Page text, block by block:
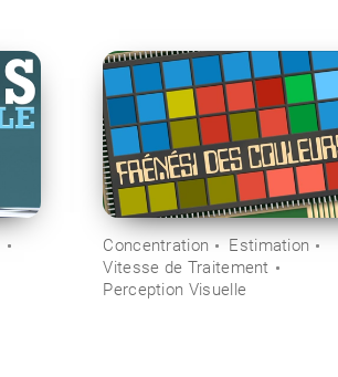
Concentration
Estimation
Vitesse de Traitement
Perception Visuelle